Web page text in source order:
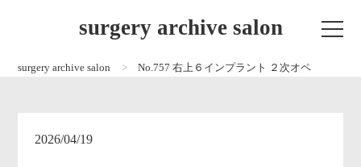
surgery archive salon
surgery archive salon No.757 右上６インプラント ２次オペ
2026/04/19